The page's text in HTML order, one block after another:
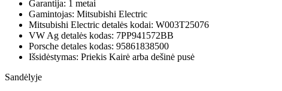
Garantija: 1 metai
Gamintojas: Mitsubishi Electric
Mitsubishi Electric detalės kodai: W003T25076
VW Ag detalės kodas: 7PP941572BB
Porsche detales kodas: 95861838500
Išsidėstymas: Priekis Kairė arba dešinė pusė
Sandėlyje